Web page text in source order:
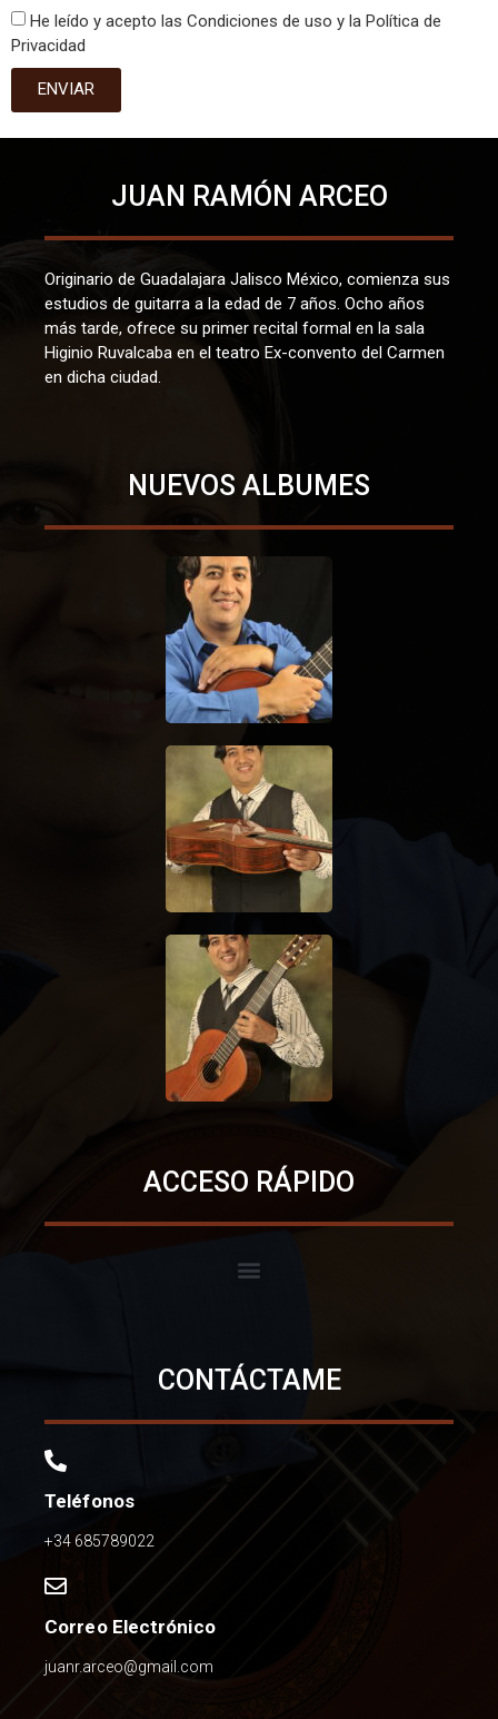
He leído y acepto las Condiciones de uso y la Política de
Privacidad
ENVIAR
JUAN RAMÓN ARCEO
Originario de Guadalajara Jalisco México, comienza sus
estudios de guitarra a la edad de 7 años. Ocho años
más tarde, ofrece su primer recital formal en la sala
Higinio Ruvalcaba en el teatro Ex-convento del Carmen
en dicha ciudad.
NUEVOS ALBUMES
ACCESO RÁPIDO
CONTÁCTAME
Teléfonos
+34 685789022
Correo Electrónico
juanr.arceo@gmail.com